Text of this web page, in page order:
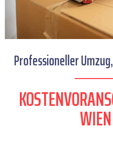
Professioneller